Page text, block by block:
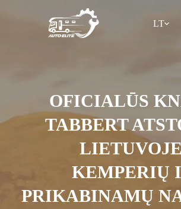
LT
OFICIALŪS
TABBERT
KEMPERIŲ
PRIKABINAMŲ